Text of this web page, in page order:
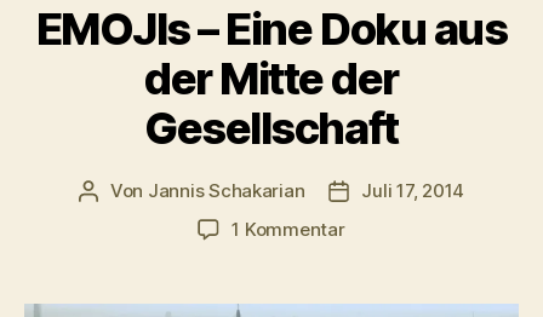
EMOJIs – Eine Doku aus
der Mitte der
Gesellschaft
Beitragsautor
Von Jannis Schakarian
Juli 17, 2014
1 Kommentarzu
Eine